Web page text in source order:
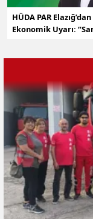
HÜDA PAR Elazığ’dan
Ekonomik Uyarı: